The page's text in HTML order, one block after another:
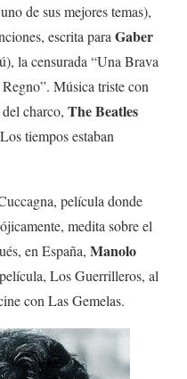
de sus mejores temas),
escrita para Gaber
la censurada “Una Brava
Música triste con
charco, The Beatles
tiempos estaban
película donde
medita sobre el
en España, Manolo
Los Guerrilleros, al
con Las Gemelas.